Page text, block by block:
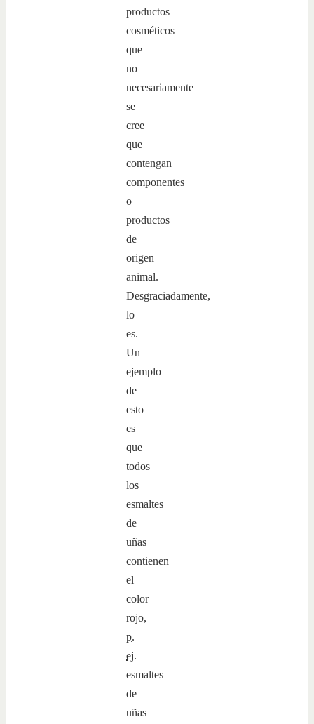
productos
cosméticos
que
no
necesariamente
se
cree
que
contengan
componentes
o
productos
de
origen
animal.
Desgraciadamente,
lo
es.
Un
ejemplo
de
esto
es
que
todos
los
esmaltes
de
uñas
contienen
el
color
rojo,
p.
ej.
esmaltes
de
uñas